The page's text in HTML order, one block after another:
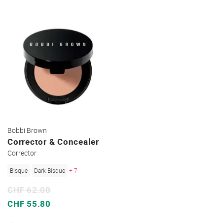
Bobbi Brown
Corrector & Concealer
Corrector
Bisque Dark Bisque + 7
Sonderpreis
CHF 55.80
CHF 62.00